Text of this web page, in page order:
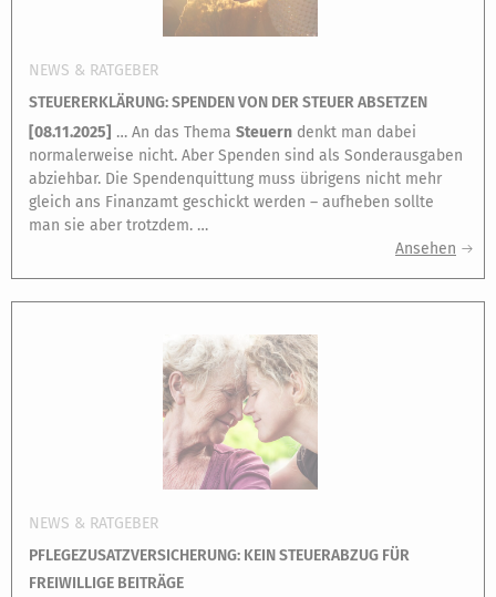
NEWS & RATGEBER
STEUERERKLÄRUNG: SPENDEN VON DER STEUER ABSETZEN
[08.11.2025] … An das Thema Steuern denkt man dabei
normalerweise nicht. Aber Spenden sind als Sonderausgaben
abziehbar. Die Spendenquittung muss übrigens nicht mehr
gleich ans Finanzamt geschickt werden – aufheben sollte
man sie aber trotzdem. …
Ansehen
NEWS & RATGEBER
PFLEGEZUSATZVERSICHERUNG: KEIN STEUERABZUG FÜR
FREIWILLIGE BEITRÄGE